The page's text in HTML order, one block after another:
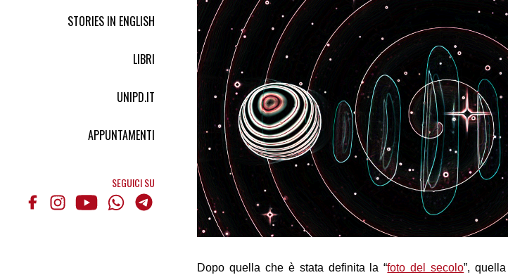
STORIES IN ENGLISH
LIBRI
UNIPD.IT
APPUNTAMENTI
SEGUICI SU
Dopo quella che è stata definita la “foto del secolo”,